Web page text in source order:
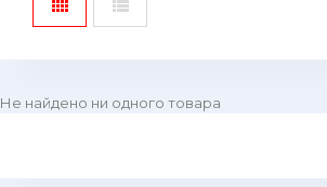
Не найдено ни одного товара